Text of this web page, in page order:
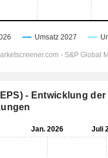
- Entwicklung der